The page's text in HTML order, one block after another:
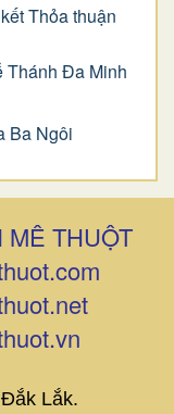
Thỏa thuận
Thánh Đa Minh
Ba Ngôi
MÊ THUỘT
Lắk.